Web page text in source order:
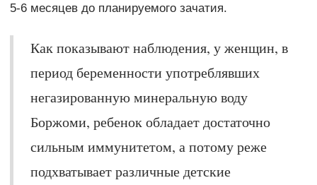
5-6 месяцев до планируемого зачатия.
Как показывают наблюдения, у женщин, в
период беременности употреблявших
негазированную минеральную воду
Боржоми, ребенок обладает достаточно
сильным иммунитетом, а потому реже
подхватывает различные детские